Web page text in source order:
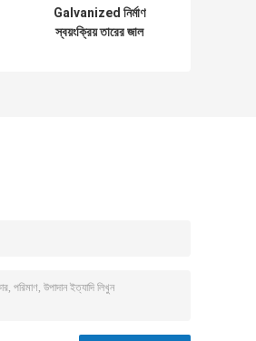
Galvanized নির্মাণ
স্বয়ংক্রিয় তারের জাল